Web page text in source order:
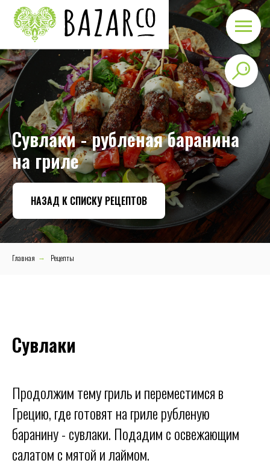
Cувлаки - рубленая баранина
на гриле
НАЗАД К СПИСКУ РЕЦЕПТОВ
Главная → Рецепты
Cувлаки
Продолжим тему гриль и переместимся в
Грецию, где готовят на гриле рубленую
баранину - сувлаки. Подадим с освежающим
салатом с мятой и лаймом.